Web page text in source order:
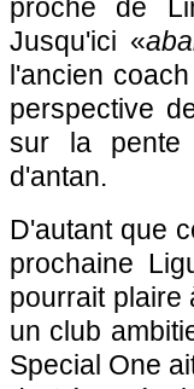
proche de
Jusqu'ici «
l'ancien
perspective
sur la pente
d'antan.
D'autant que
prochaine
pourrait plaire
un club
Special One